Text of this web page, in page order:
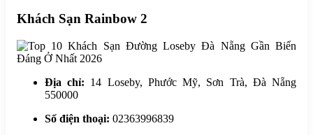
Khách Sạn Rainbow 2
Địa chỉ: 14 Loseby, Phước Mỹ, Sơn Trà, Đà Nẵng
550000
Số điện thoại: 02363996839